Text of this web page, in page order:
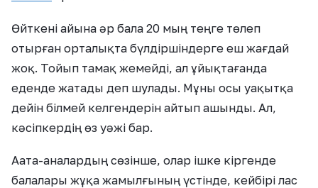
Өйткені айына әр бала 20 мың теңге төлеп
отырған орталықта бүлдіршіндерге еш жағдай
жоқ. Тойып тамақ жемейді, ал ұйықтағанда
еденде жатады деп шулады. Мұны осы уақытқа
дейін білмей келгендерін айтып ашынды. Ал,
кәсіпкердің өз уәжі бар.
Аата-аналардың сөзінше, олар ішке кіргенде
балалары жұқа жамылғының үстінде, кейбірі лас